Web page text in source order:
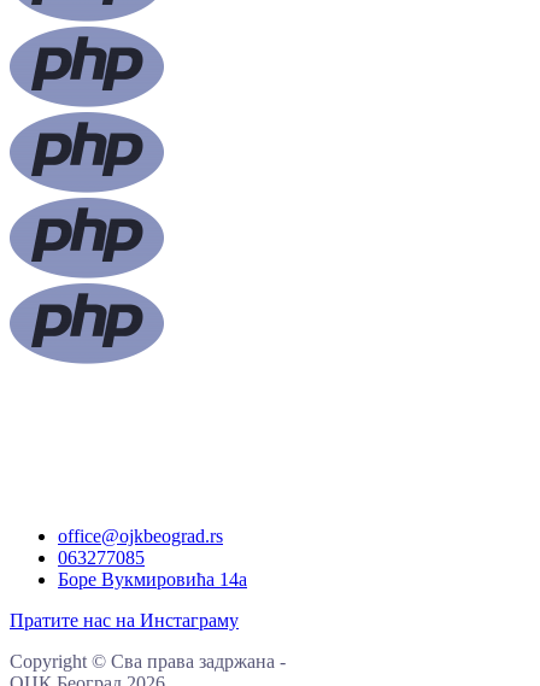
office@ojkbeograd.rs
063277085
Боре Вукмировића 14а
Пратите нас на Инстаграму
Copyright © Сва права задржана -